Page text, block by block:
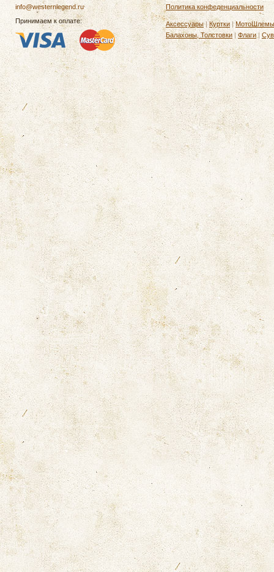
info@westernlegend.ru
Принимаем к оплате:
Политика конфеденциальности
Аксессуары|Куртки | МотоШлемы
Балахоны, Толстовки | Флаги|